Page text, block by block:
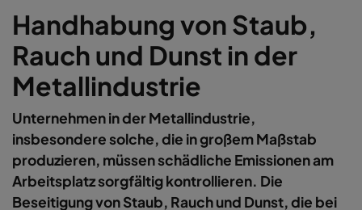
Handhabung von Staub,
Rauch und Dunst in der
Metallindustrie
Unternehmen in der Metallindustrie,
insbesondere solche, die in großem Maßstab
produzieren, müssen schädliche Emissionen am
Arbeitsplatz sorgfältig kontrollieren. Die
Beseitigung von Staub, Rauch und Dunst, die bei